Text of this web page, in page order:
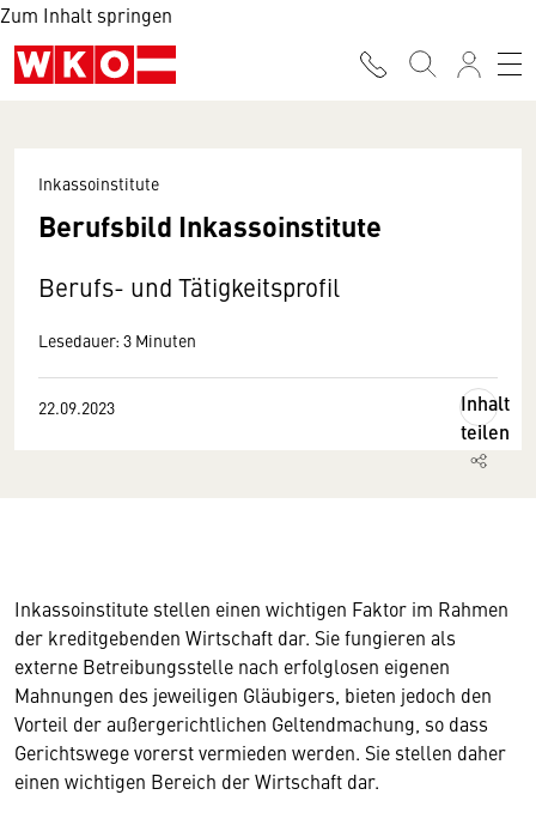
Zum Inhalt springen
Inkassoinstitute
Berufsbild Inkassoinstitute
Berufs- und Tätigkeitsprofil
Lesedauer: 3 Minuten
22.09.2023
Inhalt
teilen
Inkassoinstitute stellen einen wichtigen Faktor im Rahmen
der kreditgebenden Wirtschaft dar. Sie fungieren als
externe Betreibungsstelle nach erfolglosen eigenen
Mahnungen des jeweiligen Gläubigers, bieten jedoch den
Vorteil der außergerichtlichen Geltendmachung, so dass
Gerichtswege vorerst vermieden werden. Sie stellen daher
einen wichtigen Bereich der Wirtschaft dar.